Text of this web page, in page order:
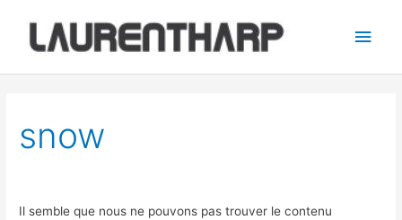
contenu
snow
Il semble que nous ne pouvons pas trouver le contenu